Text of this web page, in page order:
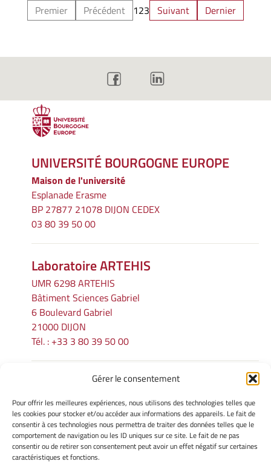
Gérer le consentement
Pour offrir les meilleures expériences, nous utilisons des technologies telles que
les cookies pour stocker et/ou accéder aux informations des appareils. Le fait de
consentir à ces technologies nous permettra de traiter des données telles que le
comportement de navigation ou les ID uniques sur ce site. Le fait de ne pas
consentir ou de retirer son consentement peut avoir un effet négatif sur certaines
caractéristiques et fonctions.
Premier Précédent 123 Suivant Dernier
UNIVERSITÉ BOURGOGNE EUROPE
Maison de l'université
Esplanade Erasme
BP 27877 21078 DIJON CEDEX
03 80 39 50 00
Laboratoire ARTEHIS
UMR 6298 ARTEHIS
Bâtiment Sciences Gabriel
6 Boulevard Gabriel
21000 DIJON
Tél. : +33 3 80 39 50 00
INFORMATIONS LÉGALES
Mentions légales
Gérer mes cookies
Politique de cookies
Déclaration de confidentialité